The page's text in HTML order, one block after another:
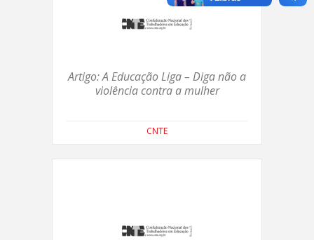
Artigo: A Educação Liga – Diga não a
violência contra a mulher
CNTE